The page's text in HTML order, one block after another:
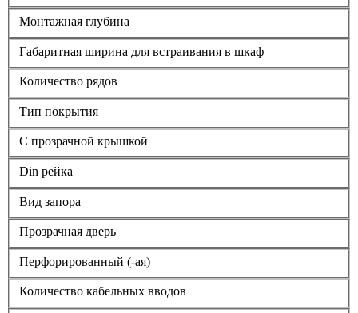
Монтажная глубина
Габаритная ширина для встраивания в шкаф
Количество рядов
Тип покрытия
С прозрачной крышкой
Din рейка
Вид запора
Прозрачная дверь
Перфорированный (-ая)
Количество кабельных вводов